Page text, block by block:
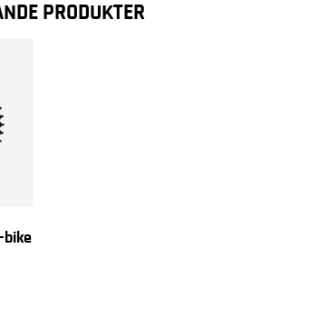
PRODUKTER
bike